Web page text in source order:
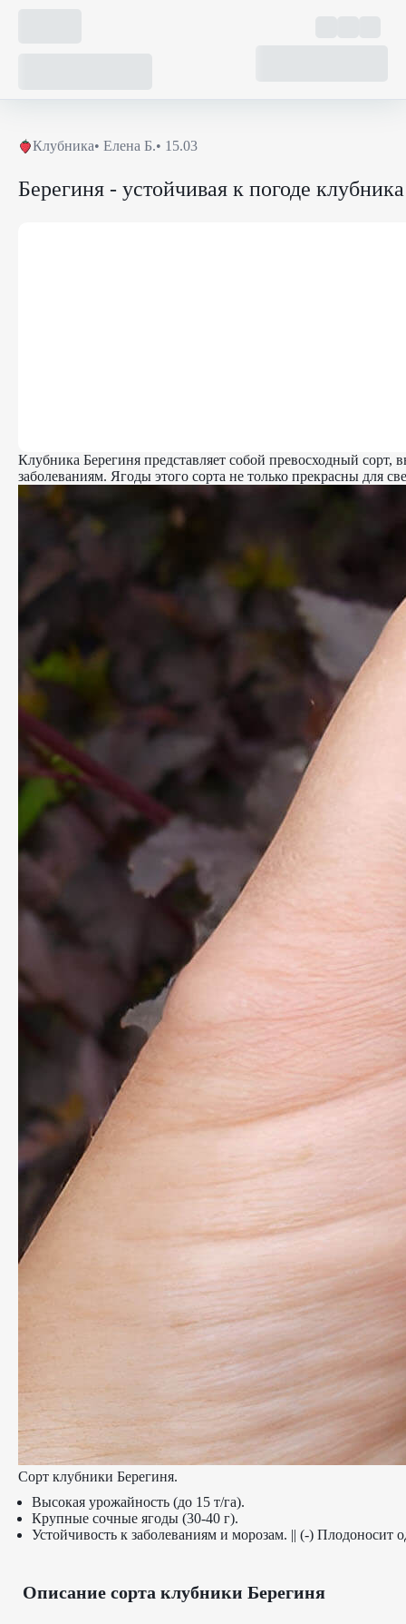
Клубника• Елена Б.• 15.03
Берегиня - устойчивая к погоде клубника
Клубника Берегиня представляет собой превосходный
заболеваниям. Ягоды этого сорта не только прекрасны для
Сорт клубники Берегиня.
Высокая урожайность (до 15 т/га).
Крупные сочные ягоды (30-40 г).
Устойчивость к заболеваниям и морозам. || (-) Плодоносит
Описание сорта клубники Берегиня